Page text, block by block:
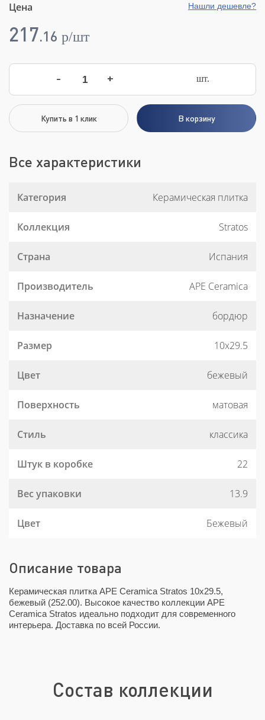
Цена
217.16 p/шт
Нашли дешевле?
- + шт.
Купить в 1 клик В корзину
Все характеристики
Категория Керамическая плитка
Коллекция Stratos
Страна Испания
Производитель APE Ceramica
Назначение бордюр
Размер 10x29.5
Цвет бежевый
Поверхность матовая
Стиль классика
Штук в коробке 22
Вес упаковки 13.9
Цвет Бежевый
Описание товара
Керамическая плитка APE Ceramica Stratos 10x29.5,
бежевый (252.00). Высокое качество коллекции APE
Ceramica Stratos идеально подходит для современного
интерьера. Доставка по всей России.
Состав коллекции